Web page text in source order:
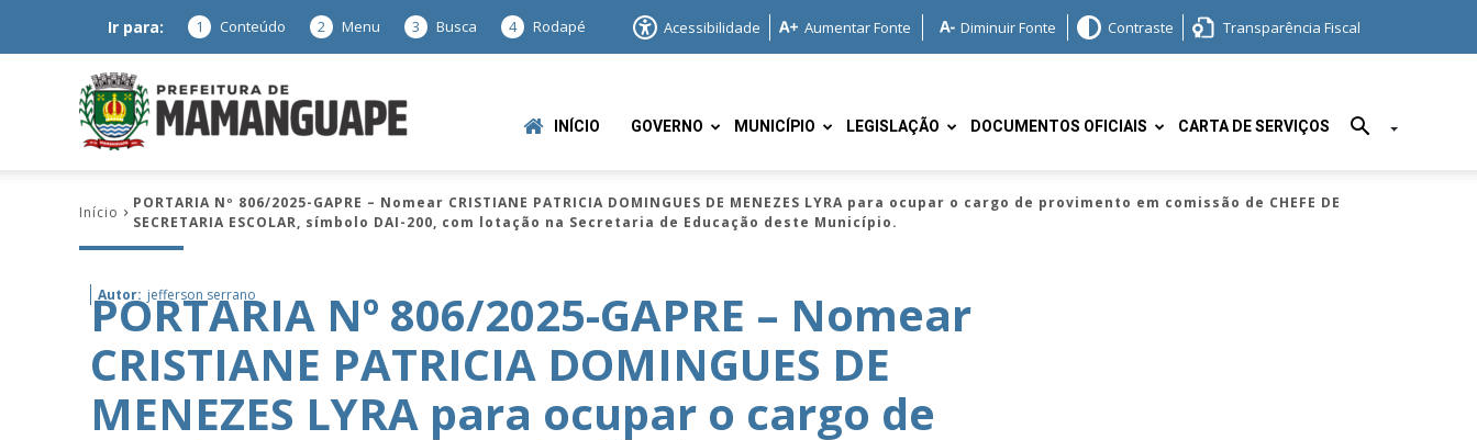
Ir para: 1 Conteúdo 2 Menu 3 Busca 4 Rodapé Acessibilidade Aumentar Fonte Diminuir Fonte Contraste Transparência Fiscal
de
INÍCIO GOVERNO MUNICÍPIO LEGISLAÇÃO DOCUMENTOS OFICIAIS CARTA DE SERVIÇOS
Início
PORTARIA Nº 806/2025-GAPRE – Nomear CRISTIANE PATRICIA DOMINGUES DE MENEZES LYRA para ocupar o cargo de provimento em comissão de CHEFE DE
SECRETARIA ESCOLAR, símbolo DAI-200, com lotação na Secretaria de Educação deste Município.
Autor: jefferson serrano
PORTARIA Nº 806/2025-GAPRE – Nomear
CRISTIANE PATRICIA DOMINGUES DE
MENEZES LYRA para ocupar o cargo de